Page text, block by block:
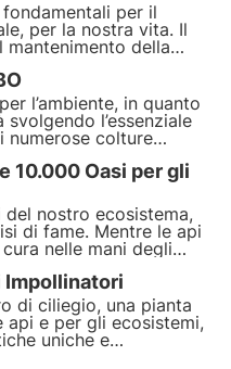
per il
per la nostra vita. Il
della
e, nel nostro caso, di
alimenti che
l’ambiente, in quanto
l’essenziale
numerose colture
Inoltre, esse
alla ricchezza e al
10.000 Oasi per gli
nostro ecosistema,
di fame. Mentre le api
nelle mani degli
solitarie e
ha scelto di non
nella loro cura.
Impollinatori
di ciliegio, una pianta
e per gli ecosistemi,
uniche e
nel mantenimento